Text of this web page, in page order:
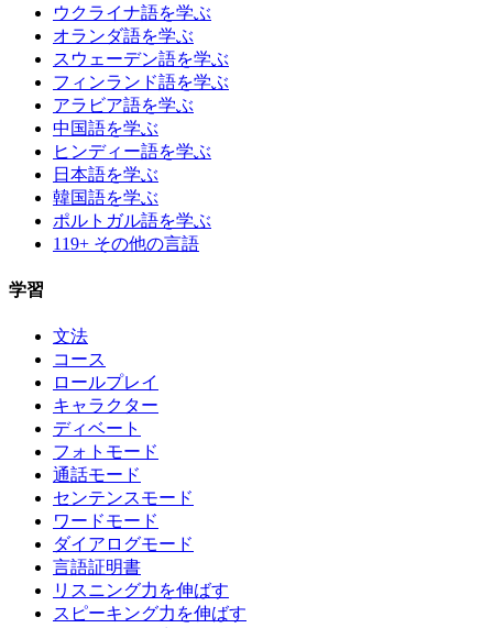
ウクライナ語を学ぶ
オランダ語を学ぶ
スウェーデン語を学ぶ
フィンランド語を学ぶ
アラビア語を学ぶ
中国語を学ぶ
ヒンディー語を学ぶ
日本語を学ぶ
韓国語を学ぶ
ポルトガル語を学ぶ
119+ その他の言語
学習
文法
コース
ロールプレイ
キャラクター
ディベート
フォトモード
通話モード
センテンスモード
ワードモード
ダイアログモード
言語証明書
リスニング力を伸ばす
スピーキング力を伸ばす